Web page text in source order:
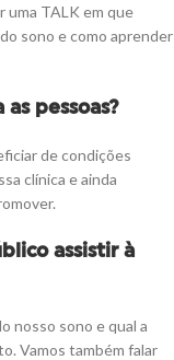
uma TALK em que
sono e como aprender
pessoas?
de condições
clínica e ainda
assistir à
nosso sono e qual a
Vamos também falar